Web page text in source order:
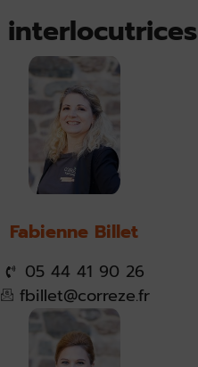
interlocutrices
Fabienne Billet
05 44 41 90 26
fbillet@correze.fr